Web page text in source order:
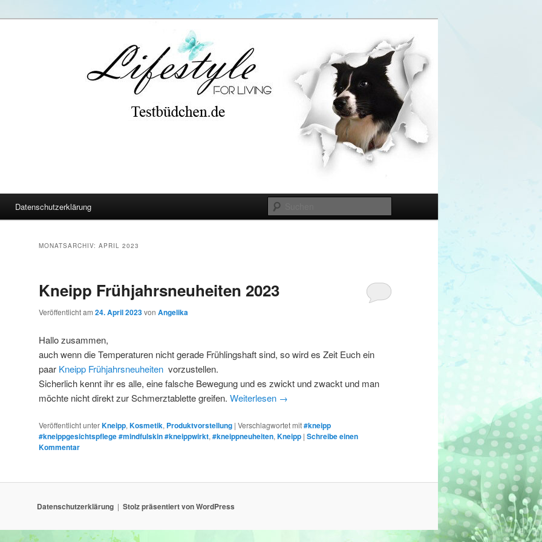
Datenschutzerklärung
MONATSARCHIV: APRIL 2023
Kneipp Frühjahrsneuheiten 2023
Veröffentlicht am 24. April 2023von Angelika
Hallo zusammen,
auch wenn die Temperaturen nicht gerade Frühlingshaft sind, so wird es Zeit Euch ein
paar Kneipp Frühjahrsneuheiten vorzustellen.
Sicherlich kennt ihr es alle, eine falsche Bewegung und es zwickt und zwackt und man
möchte nicht direkt zur Schmerztablette greifen. Weiterlesen →
Veröffentlicht unterKneipp, Kosmetik, Produktvorstellung | Verschlagwortet mit#kneipp
#kneippgesichtspflege #mindfulskin #kneippwirkt, #kneippneuheiten, Kneipp | Schreibe einen
Kommentar
Datenschutzerklärung Stolz präsentiert von WordPress